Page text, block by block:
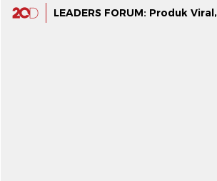
LEADERS FORUM: Produk